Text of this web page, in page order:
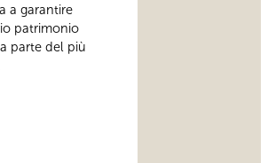
a garantire
patrimonio
parte del più